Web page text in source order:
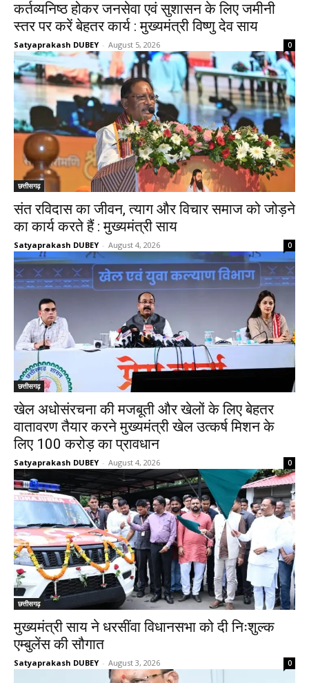
कर्तव्यनिष्ठ होकर जनसेवा एवं सुशासन के लिए जमीनी
स्तर पर करें बेहतर कार्य : मुख्यमंत्री विष्णु देव साय
Satyaprakash DUBEY - August 5, 2026 0
छत्तीसगढ़
संत रविदास का जीवन, त्याग और विचार समाज को जोड़ने
का कार्य करते हैं : मुख्यमंत्री साय
Satyaprakash DUBEY - August 4, 2026 0
छत्तीसगढ़
खेल अधोसंरचना की मजबूती और खेलों के लिए बेहतर
वातावरण तैयार करने मुख्यमंत्री खेल उत्कर्ष मिशन के
लिए 100 करोड़ का प्रावधान
Satyaprakash DUBEY - August 4, 2026 0
छत्तीसगढ़
मुख्यमंत्री साय ने धरसींवा विधानसभा को दी निःशुल्क
एम्बुलेंस की सौगात
Satyaprakash DUBEY - August 3, 2026 0